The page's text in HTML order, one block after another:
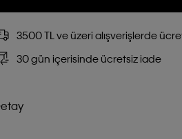
3500 TL ve üzeri alışverişlerde
30 gün içerisinde ücretsiz iade